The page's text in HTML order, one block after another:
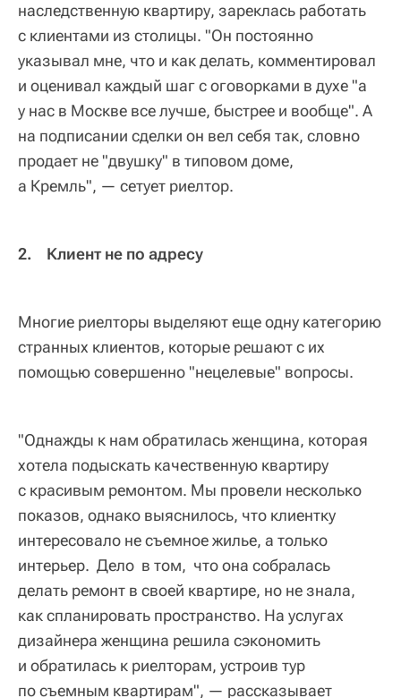
наследственную квартиру, зареклась работать
с клиентами из столицы. "Он постоянно
указывал мне, что и как делать, комментировал
и оценивал каждый шаг с оговорками в духе "а
у нас в Москве все лучше, быстрее и вообще". А
на подписании сделки он вел себя так, словно
продает не "двушку" в типовом доме,
а Кремль", — сетует риелтор.
2. Клиент не по адресу
Многие риелторы выделяют еще одну категорию
странных клиентов, которые решают с их
помощью совершенно "нецелевые" вопросы.
"Однажды к нам обратилась женщина, которая
хотела подыскать качественную квартиру
с красивым ремонтом. Мы провели несколько
показов, однако выяснилось, что клиентку
интересовало не съемное жилье, а только
интерьер. Дело в том, что она собралась
делать ремонт в своей квартире, но не знала,
как спланировать пространство. На услугах
дизайнера женщина решила сэкономить
и обратилась к риелторам, устроив тур
по съемным квартирам", — рассказывает